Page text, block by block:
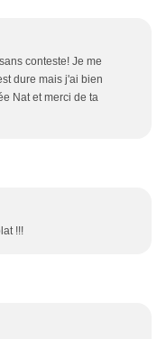
conteste! Je me
dure mais j'ai bien
Nat et merci de ta
!!!